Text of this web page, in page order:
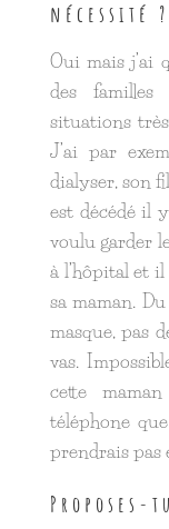
nécessité ?
Oui mais j’ai
des
situations
J’ai par
dialyser, son
est décédé il
voulu garder
à l’hôpital et
sa maman.
masque, pas
vas.
cette
téléphone
prendrais pas